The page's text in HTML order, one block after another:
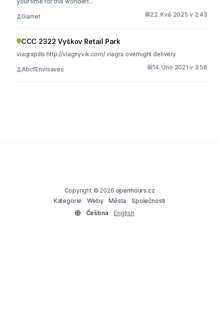
Garnet 22. Kvě 2025 v 2:43
CCC 2322 Vyškov Retail Park
viagrapills http://viagriyvik.com/ viagra overnight delivery
AbcfEnvisaves 14. Úno 2021 v 3:56
Copyright © 2026 openhours.cz
Kategorie
Weby Města
Společnosti
Čeština
English